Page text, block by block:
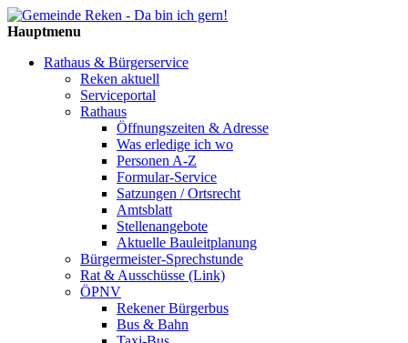
Hauptmenu
Rathaus & Bürgerservice
Reken aktuell
Serviceportal
Rathaus
Öffnungszeiten & Adresse
Was erledige ich wo
Personen A-Z
Formular-Service
Satzungen / Ortsrecht
Amtsblatt
Stellenangebote
Aktuelle Bauleitplanung
Bürgermeister-Sprechstunde
Rat & Ausschüsse (Link)
ÖPNV
Rekener Bürgerbus
Bus & Bahn